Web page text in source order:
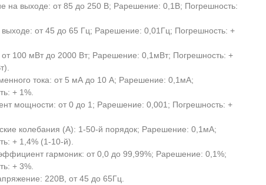
на выходе: от 85 до 250 В; Рарешение: 0,1В; Погрешность:
выходе: от 45 до 65 Гц; Рарешение: 0,01Гц; Погрешность: +
100 мВт до 2000 Вт; Рарешение: 0,1мВт; Погрешность: +
тока: от 5 мА до 10 А; Рарешение: 0,1мА;
+ 1%.
мощности: от 0 до 1; Рарешение: 0,001; Погрешность: +
колебания (А): 1-50-й порядок; Рарешение: 0,1мА;
+ 1,4% (1-10-й).
гармоник: от 0,0 до 99,99%; Рарешение: 0,1%;
+ 3%.
220В, от 45 до 65Гц.